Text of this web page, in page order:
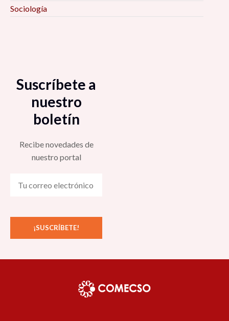
Sociología
Suscríbete a
nuestro
boletín
Recibe novedades de
nuestro portal